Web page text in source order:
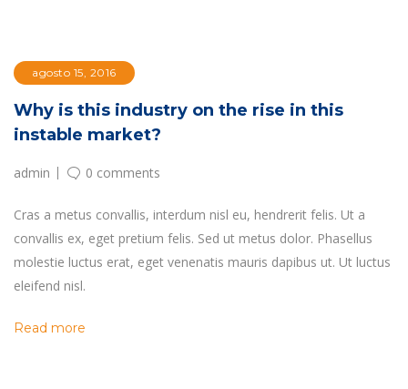
agosto 15, 2016
Why is this industry on the rise in this
instable market?
admin 0 comments
Cras a metus convallis, interdum nisl eu, hendrerit felis. Ut a
convallis ex, eget pretium felis. Sed ut metus dolor. Phasellus
molestie luctus erat, eget venenatis mauris dapibus ut. Ut luctus
eleifend nisl.
Read more